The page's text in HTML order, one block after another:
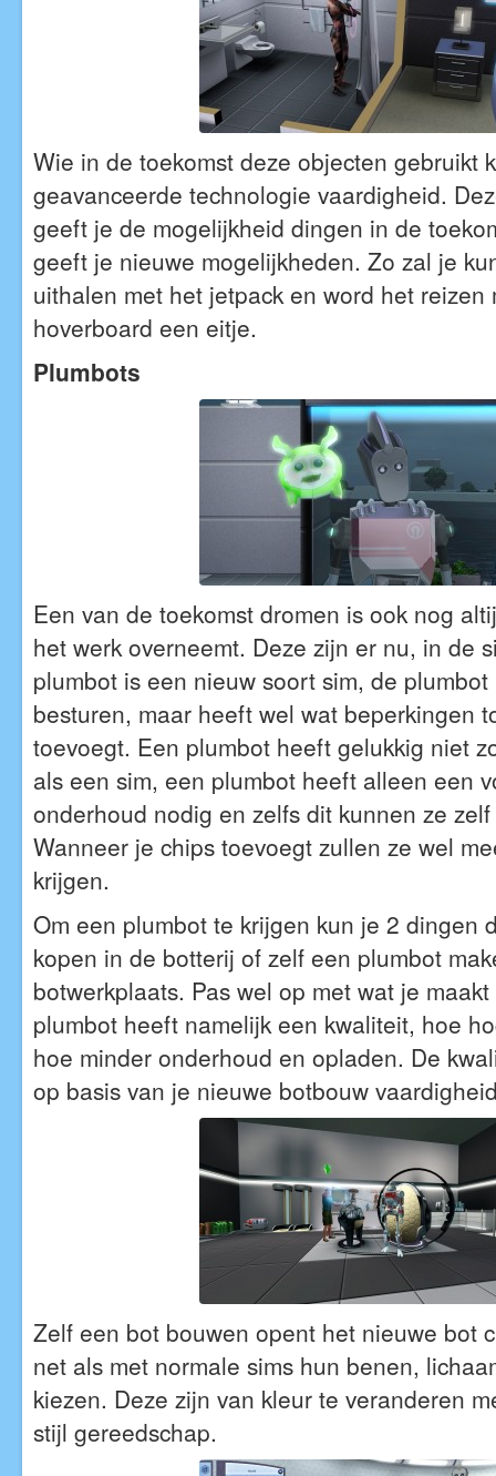
Wie in de toekomst deze objecten gebruikt
geavanceerde technologie vaardigheid.
geeft je de mogelijkheid dingen in de
geeft je nieuwe mogelijkheden. Zo zal je
uithalen met het jetpack en word het reizen
hoverboard een eitje.
Plumbots
Een van de toekomst dromen is ook nog
het werk overneemt. Deze zijn er nu, in de
plumbot is een nieuw soort sim, de
besturen, maar heeft wel wat beperkingen
toevoegt. Een plumbot heeft gelukkig niet
als een sim, een plumbot heeft alleen een
onderhoud nodig en zelfs dit kunnen ze
Wanneer je chips toevoegt zullen ze wel
krijgen.
Om een plumbot te krijgen kun je 2 dingen
kopen in de botterij of zelf een plumbot
botwerkplaats. Pas wel op met wat je
plumbot heeft namelijk een kwaliteit, hoe
hoe minder onderhoud en opladen. De
op basis van je nieuwe botbouw
Zelf een bot bouwen opent het nieuwe bot
net als met normale sims hun benen,
kiezen. Deze zijn van kleur te veranderen
stijl gereedschap.